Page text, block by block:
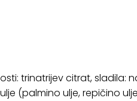
trinatrijev citrat, sladila:
(palmino ulje, repičino